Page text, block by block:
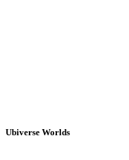
Ubiverse Worlds